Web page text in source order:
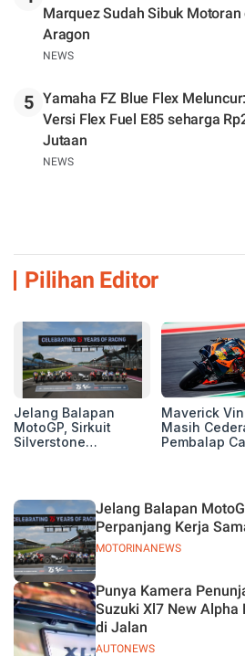
Marquez Sudah Sibuk Motoran
Aragon
NEWS
5 Yamaha FZ Blue Flex
Versi Flex Fuel E85 seharga
Jutaan
NEWS
Pilihan Editor
Jelang Balapan
MotoGP, Sirkuit
Silverstone
Maverick
Masih
Pembalap
MOTORINANEWS
Jelang Balapan
Perpanjang Kerja
AUTONEWS
Punya Kamera
Suzuki Xl7 New Alpha
di Jalan